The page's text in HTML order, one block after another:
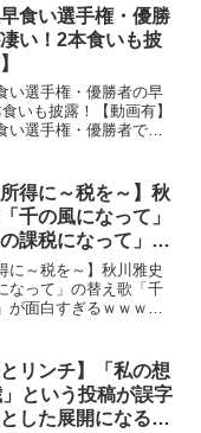
を決めてしまったエピ
食い選手権・優勝
い！2本食いも披
い選手権・優勝者の早
いも披露！【動画有】
い選手権・優勝者でガ
結果・・・ガリガリく
優勝者...
所得に～税を～】秋
千の風になって」
課税になって」が
ｗ
に～税を～】秋川雅史
なって」の替え歌「千
が面白すぎるｗｗｗ秋
います。秋川雅史さん
て」の替...
とリンチ】「私の想
という投稿が誤字
した展開になるｗ